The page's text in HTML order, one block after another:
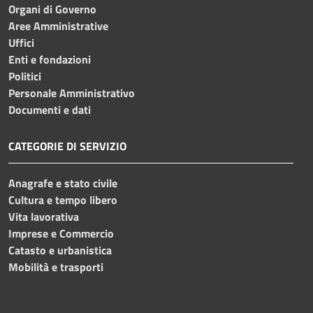
Organi di Governo
Aree Amministrative
Uffici
Enti e fondazioni
Politici
Personale Amministrativo
Documenti e dati
CATEGORIE DI SERVIZIO
Anagrafe e stato civile
Cultura e tempo libero
Vita lavorativa
Imprese e Commercio
Catasto e urbanistica
Mobilità e trasporti